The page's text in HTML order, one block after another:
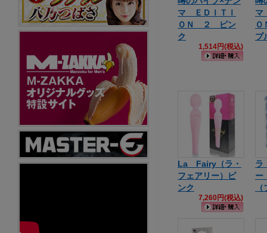
マ ＥＤＩＴＩ
ＯＮ ２ ピン
ク
1,514円(税込)
マ
プ
La Fairy（ラ・
フェアリー）ピ
ンク
7,260円(税込)
ラ
ー